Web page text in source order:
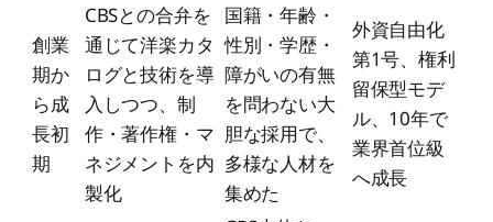
創業
期か
ら成
長初
期
CBSとの合弁を
通じて洋楽カタ
ログと技術を導
入しつつ、制
作・著作権・マ
ネジメントを内
製化
国籍・年齢・
性別・学歴・
障がいの有無
を問わない大
胆な採用で、
多様な人材を
集めた
外資自由化
第1号、権利
留保型モデ
ル、10年で
業界首位級
へ成長